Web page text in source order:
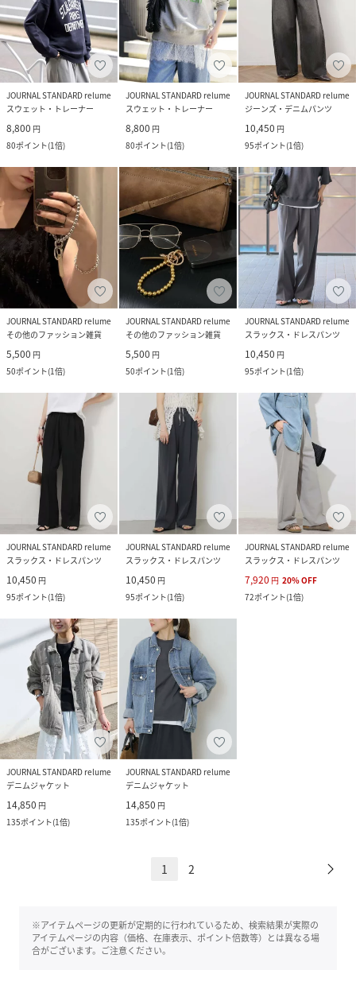
JOURNAL STANDARD relume
スウェット・トレーナー
8,800 円
80ポイント(1倍)
JOURNAL STANDARD relume
スウェット・トレーナー
8,800 円
80ポイント(1倍)
JOURNAL STANDARD relume
ジーンズ・デニムパンツ
10,450 円
95ポイント(1倍)
JOURNAL STANDARD relume
その他のファッション雑貨
5,500 円
50ポイント(1倍)
JOURNAL STANDARD relume
その他のファッション雑貨
5,500 円
50ポイント(1倍)
JOURNAL STANDARD relume
スラックス・ドレスパンツ
10,450 円
95ポイント(1倍)
JOURNAL STANDARD relume
スラックス・ドレスパンツ
10,450 円
95ポイント(1倍)
JOURNAL STANDARD relume
スラックス・ドレスパンツ
10,450 円
95ポイント(1倍)
JOURNAL STANDARD relume
スラックス・ドレスパンツ
7,920 円 20%OFF
72ポイント(1倍)
JOURNAL STANDARD relume
デニムジャケット
14,850 円
135ポイント(1倍)
JOURNAL STANDARD relume
デニムジャケット
14,850 円
135ポイント(1倍)
1 2
※アイテムページの更新が定期的に行われているため、検索結果が実際の
アイテムページの内容（価格、在庫表示、ポイント倍数等）とは異なる場
合がございます。ご注意ください。